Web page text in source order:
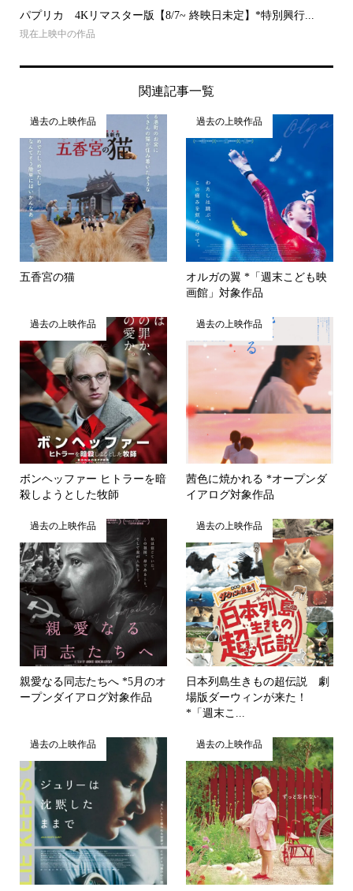
パプリカ 4Kリマスター版【8/7~ 終映日未定】*特別興行...
現在上映中の作品
関連記事一覧
過去の上映作品
五香宮の猫
過去の上映作品
オルガの翼 *「週末こども映
画館」対象作品
過去の上映作品
ボンヘッファー ヒトラーを暗
殺しようとした牧師
過去の上映作品
茜色に焼かれる *オープンダ
イアログ対象作品
過去の上映作品
親愛なる同志たちへ *5月のオ
ープンダイアログ対象作品
過去の上映作品
日本列島生きもの超伝説 劇
場版ダーウィンが来た！
*「週末こ...
過去の上映作品 過去の上映作品